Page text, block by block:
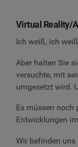
Virtual Reality/
Ich weiß, ich
Aber halten Sie
versuchte, mit
umgesetzt wird.
Es müssen noch
Entwicklungen
Wir befinden uns